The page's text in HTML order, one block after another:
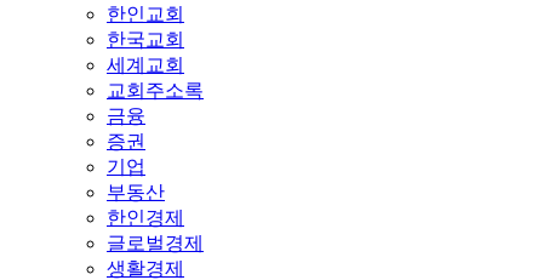
한인교회
한국교회
세계교회
교회주소록
금융
증권
기업
부동산
한인경제
글로벌경제
생활경제